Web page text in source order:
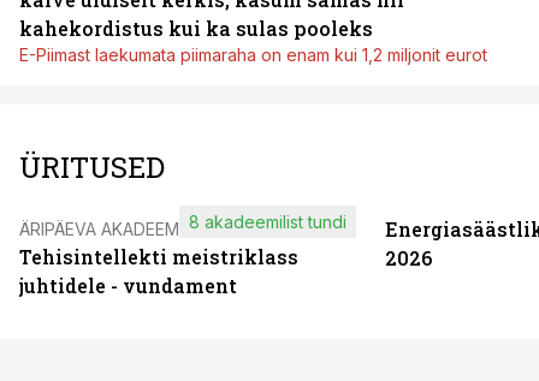
kahekordistus kui ka sulas pooleks
E-Piimast laekumata piimaraha on enam kui 1,2 miljonit eurot
ÜRITUSED
ÄRIPÄEVA AKADEEMIA
Tehisintellekti meistriklass
juhtidele - vundament
8 akadeemilist tundi
2026